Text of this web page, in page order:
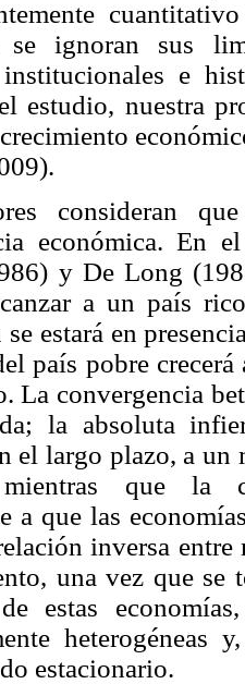
ignoran sus
e
estudio, nuestra
consideran
económica. En
y De Long
a un país
estará en
país pobre
La convergencia
la absoluta
el largo plazo, a
que la
a que las
inversa
una vez que se
estas
estacionario.